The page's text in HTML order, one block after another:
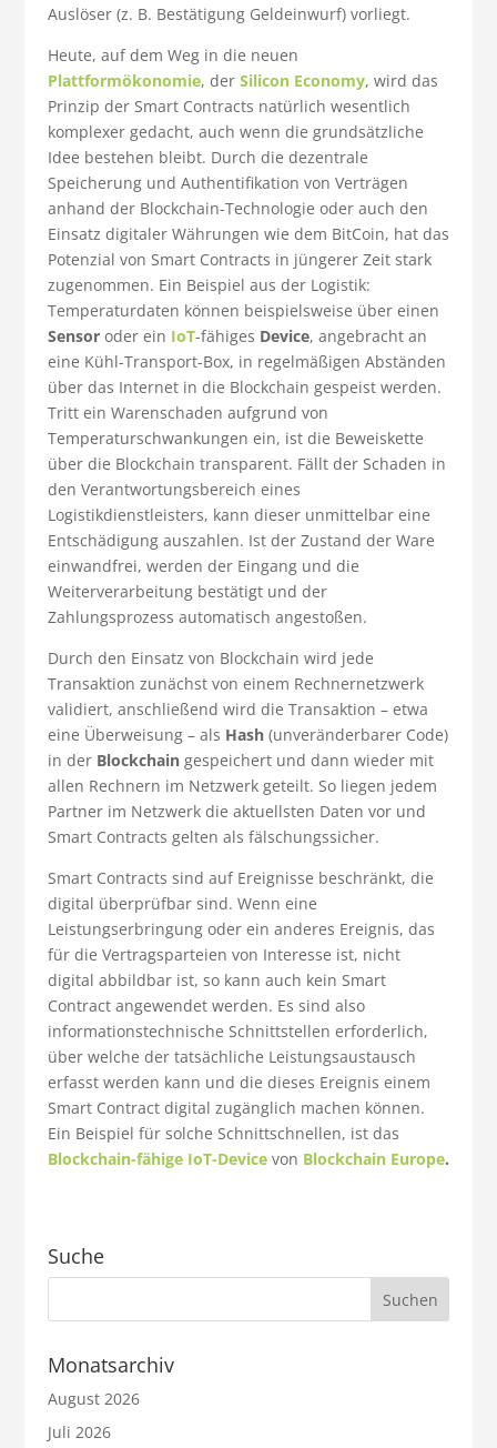
Auslöser (z. B. Bestätigung Geldeinwurf) vorliegt.
Heute, auf dem Weg in die neuen
Plattformökonomie, der Silicon Economy, wird das
Prinzip der Smart Contracts natürlich wesentlich
komplexer gedacht, auch wenn die grundsätzliche
Idee bestehen bleibt. Durch die dezentrale
Speicherung und Authentifikation von Verträgen
anhand der Blockchain-Technologie oder auch den
Einsatz digitaler Währungen wie dem BitCoin, hat das
Potenzial von Smart Contracts in jüngerer Zeit stark
zugenommen. Ein Beispiel aus der Logistik:
Temperaturdaten können beispielsweise über einen
Sensoroder ein IoT-fähiges Device, angebracht an
eine Kühl-Transport-Box, in regelmäßigen Abständen
über das Internet in die Blockchain gespeist werden.
Tritt ein Warenschaden aufgrund von
Temperaturschwankungen ein, ist die Beweiskette
über die Blockchain transparent. Fällt der Schaden in
den Verantwortungsbereich eines
Logistikdienstleisters, kann dieser unmittelbar eine
Entschädigung auszahlen. Ist der Zustand der Ware
einwandfrei, werden der Eingang und die
Weiterverarbeitung bestätigt und der
Zahlungsprozess automatisch angestoßen.
Durch den Einsatz von Blockchain wird jede
Transaktion zunächst von einem Rechnernetzwerk
validiert, anschließend wird die Transaktion – etwa
eine Überweisung – als Hash (unveränderbarer Code)
in der Blockchaingespeichert und dann wieder mit
allen Rechnern im Netzwerk geteilt. So liegen jedem
Partner im Netzwerk die aktuellsten Daten vor und
Smart Contracts gelten als fälschungssicher.
Smart Contracts sind auf Ereignisse beschränkt, die
digital überprüfbar sind. Wenn eine
Leistungserbringung oder ein anderes Ereignis, das
für die Vertragsparteien von Interesse ist, nicht
digital abbildbar ist, so kann auch kein Smart
Contract angewendet werden. Es sind also
informationstechnische Schnittstellen erforderlich,
über welche der tatsächliche Leistungsaustausch
erfasst werden kann und die dieses Ereignis einem
Smart Contract digital zugänglich machen können.
Ein Beispiel für solche Schnittschnellen, ist das
Blockchain-fähige IoT-Devicevon Blockchain Europe.
Suche
Monatsarchiv
August 2026
Juli 2026